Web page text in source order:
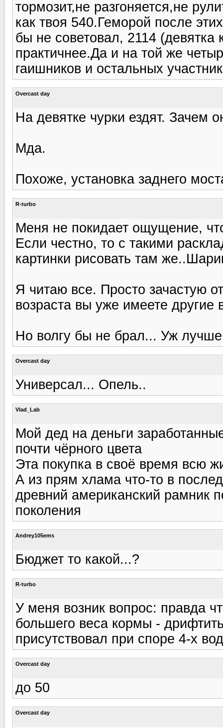
тормозит,не разгоняется,не
как твоя 540.Геморой после
бы не советовал, 2114 (девятка
практичнее.Да и на той же
гаишников и остальных
Overcast day
На девятке чурки ездят. Зачем
Мда.
Похоже, установка заднего
R-turbo
Меня не покидает ощущение,
Если честно, то с такими
картинки рисовать там
Я читаю все. Просто зачастую
возраста вы уже имеете другие
Но волгу бы не брал... Уж
Overcast day
Универсал... Опель..
Vlad_Lab
Мой дед на деньги
почти чёрного цвета
Эта покупка в своё время всю
А из прям хлама что-то в
древний американский рамник
поколения
Andrey105ems
Бюджет то какой...?
R-turbo
У меня возник вопрос: правда
большего веса кормы -
присутствовал при споре 4-х
Overcast day
до 50
Overcast day